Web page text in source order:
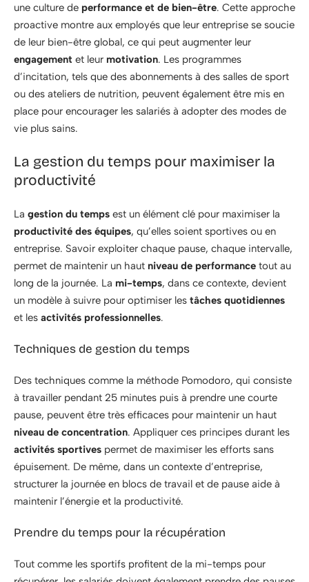
une culture de performance et de bien-être. Cette approche
proactive montre aux employés que leur entreprise se soucie
de leur bien-être global, ce qui peut augmenter leur
engagement et leur motivation. Les programmes
d’incitation, tels que des abonnements à des salles de sport
ou des ateliers de nutrition, peuvent également être mis en
place pour encourager les salariés à adopter des modes de
vie plus sains.
La gestion du temps pour maximiser la
productivité
La gestion du temps est un élément clé pour maximiser la
productivité des équipes, qu’elles soient sportives ou en
entreprise. Savoir exploiter chaque pause, chaque intervalle,
permet de maintenir un haut niveau de performance tout au
long de la journée. La mi-temps, dans ce contexte, devient
un modèle à suivre pour optimiser les tâches quotidiennes
et les activités professionnelles.
Techniques de gestion du temps
Des techniques comme la méthode Pomodoro, qui consiste
à travailler pendant 25 minutes puis à prendre une courte
pause, peuvent être très efficaces pour maintenir un haut
niveau de concentration. Appliquer ces principes durant les
activités sportives permet de maximiser les efforts sans
épuisement. De même, dans un contexte d’entreprise,
structurer la journée en blocs de travail et de pause aide à
maintenir l’énergie et la productivité.
Prendre du temps pour la récupération
Tout comme les sportifs profitent de la mi-temps pour